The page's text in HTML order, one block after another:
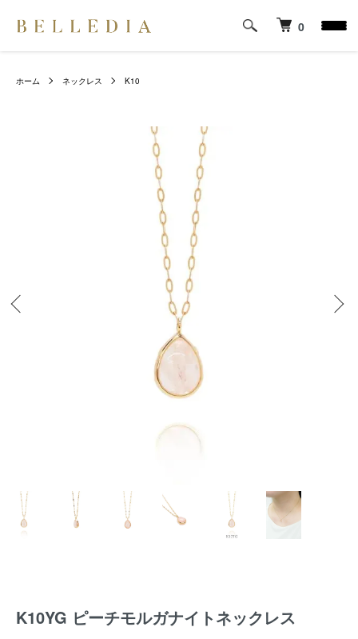
0
ホーム ネックレス K10
K10YG ピーチモルガナイトネックレス